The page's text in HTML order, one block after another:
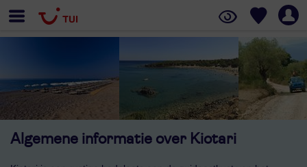
Algemene informatie over Kiotari